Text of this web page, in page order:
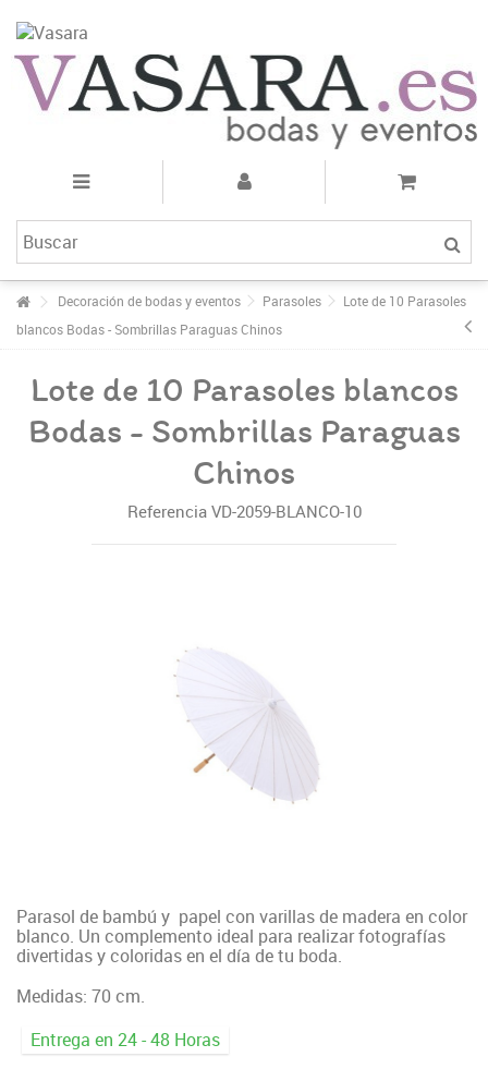
Decoración de bodas y eventos Parasoles
Lote de 10 Parasoles
blancos Bodas - Sombrillas Paraguas Chinos
Lote de 10 Parasoles blancos
Bodas - Sombrillas Paraguas
Chinos
Referencia VD-2059-BLANCO-10
Parasol de bambú y papel con varillas de madera en color
blanco. Un complemento ideal para realizar fotografías
divertidas y coloridas en el día de tu boda.
Medidas: 70 cm.
Entrega en 24 - 48 Horas